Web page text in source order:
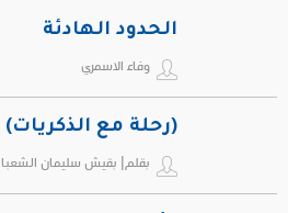
الحدود الهادئة
وفاء الاسمري
(رحلة مع الذكريات)
بقلم| بقيش سليمان